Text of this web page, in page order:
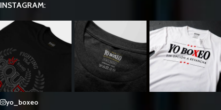
INSTAGRAM:
yo_boxeo